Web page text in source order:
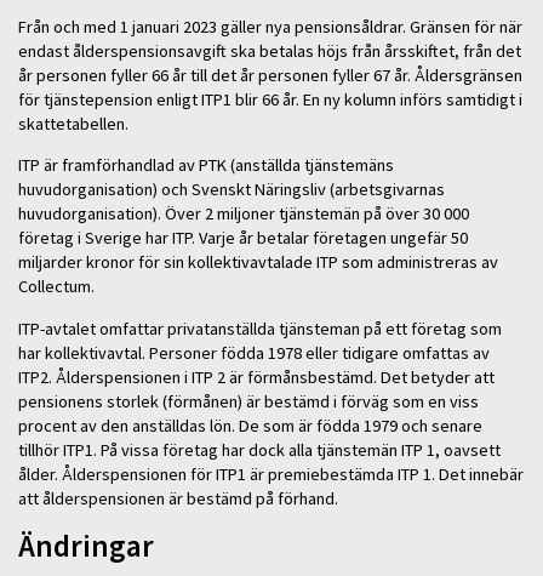
Från och med 1 januari 2023 gäller nya pensionsåldrar. Gränsen för när
endast ålderspensionsavgift ska betalas höjs från årsskiftet, från det
år personen fyller 66 år till det år personen fyller 67 år. Åldersgränsen
för tjänstepension enligt ITP1 blir 66 år. En ny kolumn införs samtidigt i
skattetabellen.
ITP är framförhandlad av PTK (anställda tjänstemäns
huvudorganisation) och Svenskt Näringsliv (arbetsgivarnas
huvudorganisation). Över 2 miljoner tjänstemän på över 30 000
företag i Sverige har ITP. Varje år betalar företagen ungefär 50
miljarder kronor för sin kollektivavtalade ITP som administreras av
Collectum.
ITP-avtalet omfattar privatanställda tjänsteman på ett företag som
har kollektivavtal. Personer födda 1978 eller tidigare omfattas av
ITP2. Ålderspensionen i ITP 2 är förmånsbestämd. Det betyder att
pensionens storlek (förmånen) är bestämd i förväg som en viss
procent av den anställdas lön. De som är födda 1979 och senare
tillhör ITP1. På vissa företag har dock alla tjänstemän ITP 1, oavsett
ålder. Ålderspensionen för ITP1 är premiebestämda ITP 1. Det innebär
att ålderspensionen är bestämd på förhand.
Ändringar